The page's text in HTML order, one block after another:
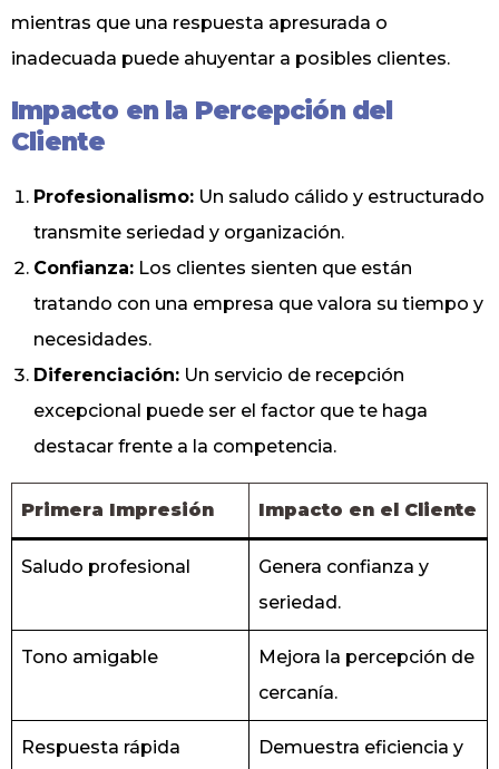
mientras que una respuesta apresurada o
inadecuada puede ahuyentar a posibles clientes.
Impacto en la Percepción del
Cliente
Profesionalismo: Un saludo cálido y estructurado
transmite seriedad y organización.
Confianza: Los clientes sienten que están
tratando con una empresa que valora su tiempo y
necesidades.
Diferenciación: Un servicio de recepción
excepcional puede ser el factor que te haga
destacar frente a la competencia.
Primera Impresión Impacto en el Cliente
Saludo profesional
Genera confianza y
seriedad.
Tono amigable
Mejora la percepción de
cercanía.
Respuesta rápida Demuestra eficiencia y